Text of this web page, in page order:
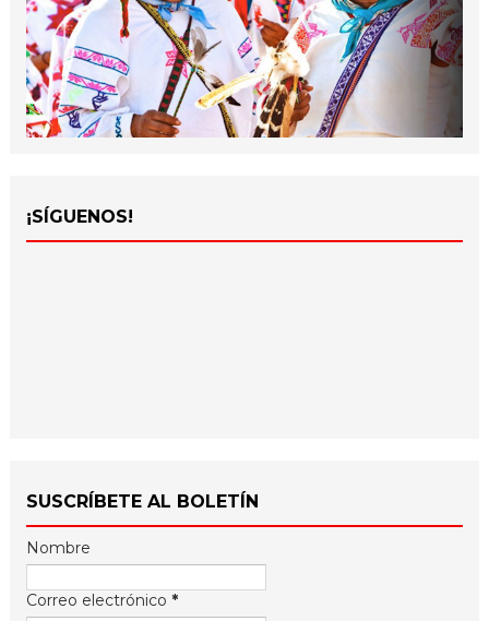
¡SÍGUENOS!
SUSCRÍBETE AL BOLETÍN
Nombre
Correo electrónico *